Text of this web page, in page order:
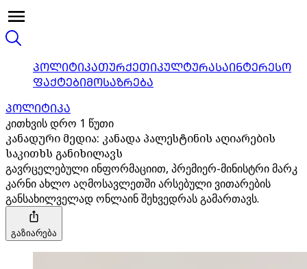
ᲞᲝᲚᲘᲢᲘᲙᲐᲗᲣᲠᲥᲔᲗᲘᲙᲣᲚᲢᲣᲠᲐᲡᲐᲘᲜᲢᲔᲠᲔᲡᲝ
ᲤᲐᲥᲢᲔᲑᲘᲛᲝᲡᲐᲖᲠᲔᲑᲐ
ᲞᲝᲚᲘᲢᲘᲙᲐ
კითხვის დრო 1 წუთი
კანადური მედია: კანადა პალესტინის აღიარების
საკითხს განიხილავს
გავრცელებული ინფორმაციით, პრემიერ-მინისტრი მარკ
კარნი ახლო აღმოსავლეთში არსებული ვითარების
განსახილველად ონლაინ შეხვედრას გამართავს.
გაზიარება